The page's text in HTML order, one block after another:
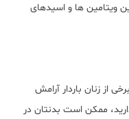
ویتامین ها و اسیدهای
از زنان باردار آرامش
ممکن است بدنتان در